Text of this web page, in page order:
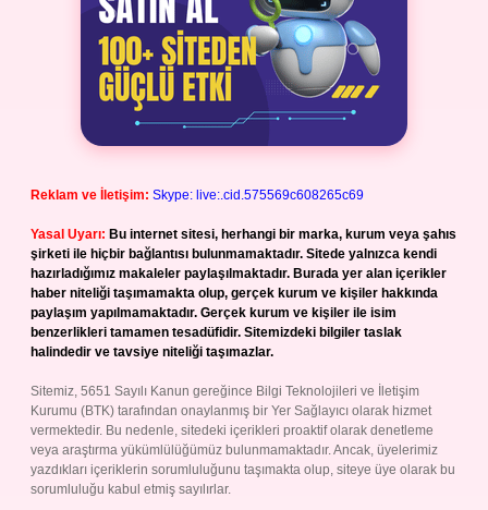
Reklam ve İletişim: Skype: live:.cid.575569c608265c69
Yasal Uyarı: Bu internet sitesi, herhangi bir marka, kurum veya şahıs
şirketi ile hiçbir bağlantısı bulunmamaktadır. Sitede yalnızca kendi
hazırladığımız makaleler paylaşılmaktadır. Burada yer alan içerikler
haber niteliği taşımamakta olup, gerçek kurum ve kişiler hakkında
paylaşım yapılmamaktadır. Gerçek kurum ve kişiler ile isim
benzerlikleri tamamen tesadüfidir. Sitemizdeki bilgiler taslak
halindedir ve tavsiye niteliği taşımazlar.
Sitemiz, 5651 Sayılı Kanun gereğince Bilgi Teknolojileri ve İletişim
Kurumu (BTK) tarafından onaylanmış bir Yer Sağlayıcı olarak hizmet
vermektedir. Bu nedenle, sitedeki içerikleri proaktif olarak denetleme
veya araştırma yükümlülüğümüz bulunmamaktadır. Ancak, üyelerimiz
yazdıkları içeriklerin sorumluluğunu taşımakta olup, siteye üye olarak bu
sorumluluğu kabul etmiş sayılırlar.